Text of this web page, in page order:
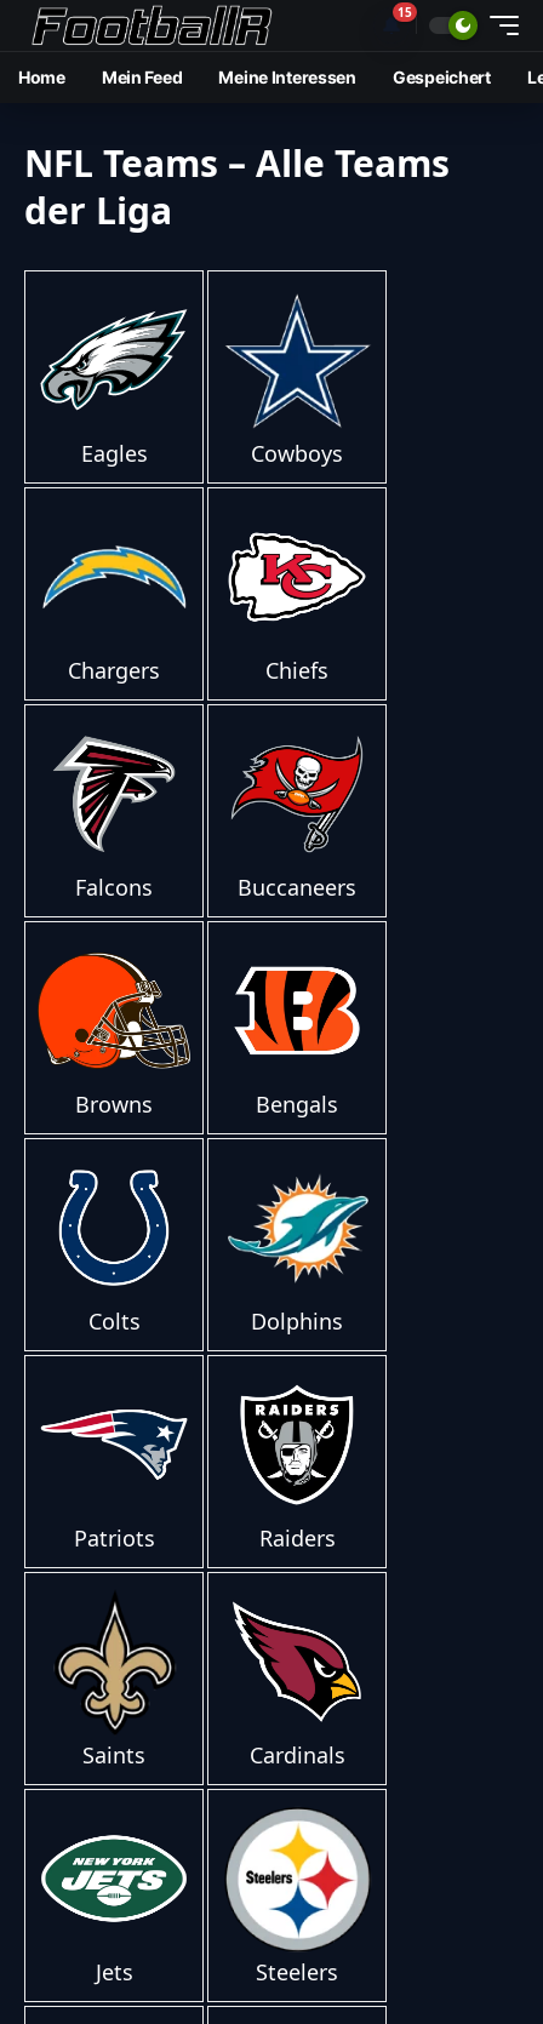
🔔15
Home Mein Feed Meine Interessen Gespeichert
NFL Teams – Alle Teams
der Liga
Eagles Cowboys
Chargers Chiefs
Falcons Buccaneers
Browns Bengals
Colts Dolphins
Patriots Raiders
Saints Cardinals
Jets Steelers